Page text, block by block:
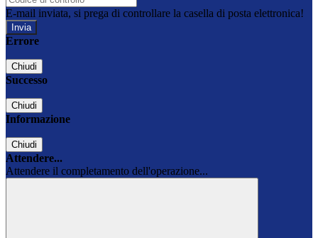
E-mail inviata, si prega di controllare la casella di posta elettronica!
Errore
Chiudi
Successo
Chiudi
Informazione
Chiudi
Attendere...
Attendere il completamento dell'operazione...